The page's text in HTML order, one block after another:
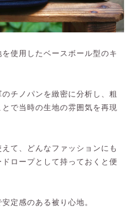
使用したベースボール型のキ
チノパンを緻密に分析し、粗
で当時の生地の雰囲気を再現
て、どんなファッションにも
ロープとして持っておくと便
定感のある被り心地。